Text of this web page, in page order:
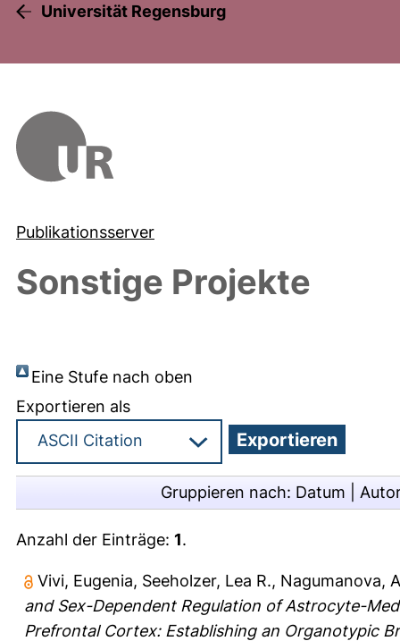
Universität Regensburg
Publikationsserver
Sonstige Projekte
Eine Stufe nach oben
Exportieren als
Gruppieren nach: Datum
Anzahl der Einträge: 1.
Vivi, Eugenia, Seeholzer, Lea R., Nagumanova,
and Sex-Dependent Regulation of Astrocyte-
Prefrontal Cortex: Establishing an Organotypic